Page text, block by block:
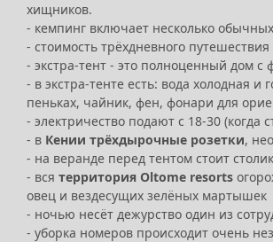
хищников.
- кемпинг включает несколько
- стоимость трёхдневного
- экстра-тент - это полноценный дом
- в экстра-тенте есть: вода холодная
пеньках, чайник, фен, фонари для
- электричество подают с 18-30 (когда
- в Кении трёхдырочные розетки,
- на веранде перед тентом стоит
- вся территория Oltome resorts
овец и вездесущих зелёных мартышек
- ночью несёт дежурство один из
- уборка номеров происходит очень